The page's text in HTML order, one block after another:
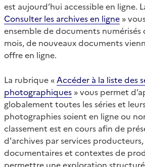
est aujourd’hui accessible en ligne.
Consulter les archives en ligne »
ensemble de documents numérisés
mois, de nouveaux documents
offre en ligne.
La rubrique « Accéder à la liste des
photographiques » vous permet
globalement toutes les séries et
photographies soient en ligne ou
classement est en cours afin de
d'archives par services
documentaires et contextes de
permettre une exploration